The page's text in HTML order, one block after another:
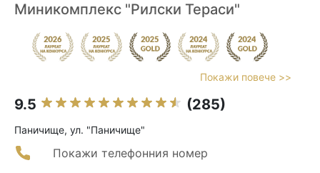
Миникомплекс "Рилски Тераси"
Покажи повече >>
9.5 (285)
Паничище, ул. "Паничище"
Покажи телефонния номер